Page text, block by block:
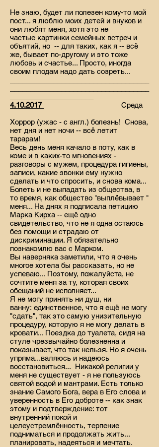
Не знаю, будет ли полезен кому-то мой
пост... я люблю моих детей и внуков и
они любят меня, хотя это не
частые картинки семейных встреч и
объятий, но -- для таких, как я -- всё
же, бывает по-другому и это тоже
любовь и счастье... Просто, иногда
своим плодам надо дать созреть...
4.10.2017
Среда
Хоррор (ужас - с англ.) болезнь! Снова,
нет дня и нет ночи -- всё летит
тарарам!
Весь день меня качало в поту, как в
коме и в каких-то мгновениях -
разговоры с мужем, процедура гигиены,
записи, какие звонки ему нужно
сделать и что спросить, и снова кома...
Болеть и не выпадать из общества, в
то время, как общество "выплёвывает "
меня... На днях я подписала петицию
Марка Кирха -- ещё одно
свидетельство, что не я одна остаюсь
без помощи и страдаю от
дискриминации. Я обязательно
познакомлю вас с Марком.
Вы наверняка заметили, что я очень
многое хотела бы рассказать, но не
успеваю... Поэтому, пожалуйста, не
сочтите меня за ту, которая своих
обещаний не исполняет...
Я не могу принять ни душ, ни
ванну: единственное, что я ещё не могу
"сдать", так это самую унизительную
процедуру, которую я не могу делать в
кровати... Поездка до туалета, сидя на
стуле чрезвычайно болезненна и
показывает, что так нельзя. Но я очень
упряма...валяюсь и надеюсь
восстановиться... Никакой религии у
меня не существует - я не пользуюсь
святой водой и мантрами. Есть только
знание Самого Бога, вера в Его слова и
уверенность в Его доброте -- как знак
этому и подтверждение: тот
внутренний покой и
целеустремлённость, терпение
подниматься и продолжать жить...
планировать, надеяться и мечтать.